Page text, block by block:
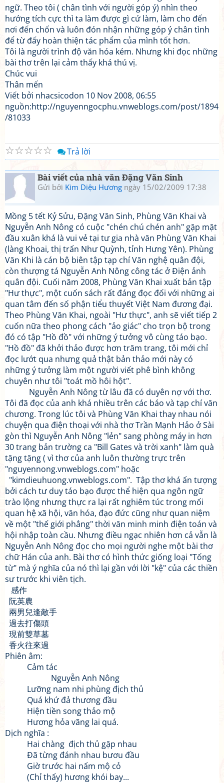
ngữ. Theo tôi ( chân tình với người góp ý) nhìn theo
hướng tích cực thì ta làm được gì cứ làm, làm cho đến
nơi đến chốn và luôn đón nhận những góp ý chân tình
để từ đấy hoàn thiện tác phẩm của mình tốt hơn.
Tôi là người trình độ văn hóa kém. Nhưng khi đọc những
bài thơ trên lại cảm thấy khá thú vị.
Chúc vui
Thân mến
Viết bởi nhacsicodon 10 Nov 2008, 06:55
nguồn:http://nguyenngocphu.vnweblogs.com/post/1894
/81033
☆
☆
☆
☆
☆ Trả lời
Bài viết của nhà văn Đặng Văn Sinh
Gửi bởi Kim Diệu Hương ngày 15/02/2009 17:38
Mồng 5 tết Kỷ Sửu, Đặng Văn Sinh, Phùng Văn Khai và
Nguyễn Anh Nông có cuộc "chén chú chén anh" gặp mặt
đầu xuân khá là vui vẻ tại tư gia nhà văn Phùng Văn Khai
(làng Khoai, thị trấn Như Quỳnh, tỉnh Hưng Yên). Phùng
Văn Khi là cán bộ biên tập tạp chí Văn nghệ quân đội,
còn thượng tá Nguyễn Anh Nông công tác ở Điện ảnh
quân đội. Cuối năm 2008, Phùng Văn Khai xuất bản tập
"Hư thực", một cuốn sách rất đáng đọc đối với những ai
quan tâm đến số phận tiểu thuyết Việt Nam đương đại.
Theo Phùng Văn Khai, ngoài "Hư thực", anh sẽ viết tiếp 2
cuốn nữa theo phong cách "ảo giác" cho trọn bộ trong
đó có tập "Hồ đồ" với những ý tưởng vô cùng táo bạo.
"Hồ đồ" đã khởi thảo được hơn trăm trang, tôi mới chỉ
đọc lướt qua nhưng quả thật bản thảo mới này có
những ý tưởng làm một người viết phê bình không
chuyên như tôi "toát mồ hôi hột".
Nguyễn Anh Nông từ lâu đã có duyên nợ với thơ.
Tôi đã đọc của anh khá nhiều trên các báo và tạp chí văn
chương. Trong lúc tôi và Phùng Văn Khai thay nhau nói
chuyện qua điện thoại với nhà thơ Trần Mạnh Hảo ở Sài
gòn thì Nguyễn Anh Nông "lẻn" sang phòng máy in hơn
30 trang bản trường ca "Bill Gates và trời xanh" làm quà
tặng tặng ( vì thơ của anh luôn thường trực trên
"nguyennong.vnweblogs.com" hoặc
"kimdieuhuong.vnweblogs.com". Tập thơ khá ấn tượng
bởi cách tư duy táo bạo được thể hiện qua ngôn ngữ
trào lộng nhưng thực ra lại rất nghiêm túc trong mối
quan hệ xã hội, văn hóa, đạo đức cũng như quan niệm
về một "thế giới phẳng" thời văn minh minh điện toán và
hội nhập toàn cầu. Nhưng điều ngạc nhiên hơn cả vẫn là
Nguyễn Anh Nông đọc cho mọi người nghe một bài thơ
chữ Hán của anh. Bài thơ có hình thức giống loại "Tống
từ" mà ý nghĩa của nó thì lại gần với lời "kệ" của các thiền
sư trước khi viên tịch.
感作
阮英農
兩男兒逢敵手
過去打傷頭
現前雙草墓
香火往來過
Phiên âm:
Cảm tác
Nguyễn Anh Nông
Lưỡng nam nhi phùng địch thủ
Quá khứ đả thương đầu
Hiện tiền song thảo mộ
Hương hỏa vãng lai quá.
Dịch nghĩa :
Hai chàng địch thủ gặp nhau
Đã từng đánh nhau bươu đầu
Giờ trước hai nấm mộ cỏ
(Chỉ thấy) hương khói bay...